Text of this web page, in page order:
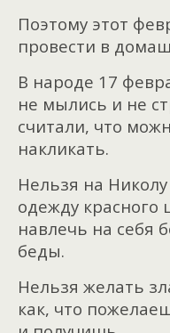
Поэтому этот
провести в
В народе 17
не мылись и не
считали, что
накликать.
Нельзя на
одежду красного
навлечь на себя
беды.
Нельзя желать
как, что